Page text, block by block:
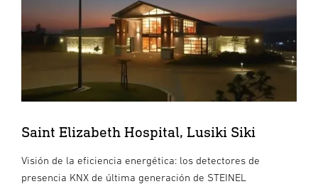
Saint Elizabeth Hospital, Lusiki Siki
Visión de la eficiencia energética: los detectores de
presencia KNX de última generación de STEINEL